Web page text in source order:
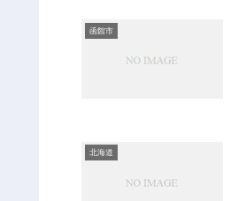
函館市
北海道